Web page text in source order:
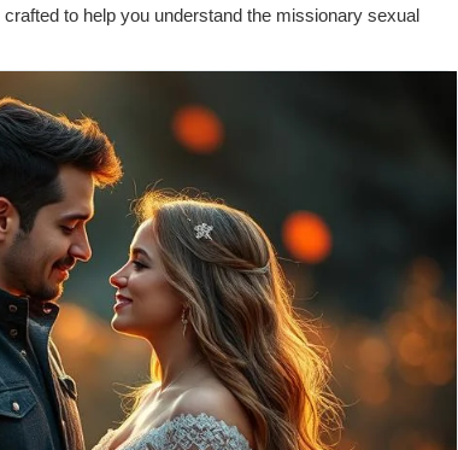
to help you understand the missionary sexual
missionary. Read till the end, share your thoughts,
talk about comfort, pleasure, and intimacy in a real
the-missionary-sex-position-a-complete-guide/
#missionarysexualpose #sexposemissionary
#lovemakingtips #sexualwellness #bedroomtips
#bestsexpositions #sexualintimacy #intimacymatters
#couplestips #relationshipadvice #womenandsex
#romanceguide #deepconnection #sexeducation